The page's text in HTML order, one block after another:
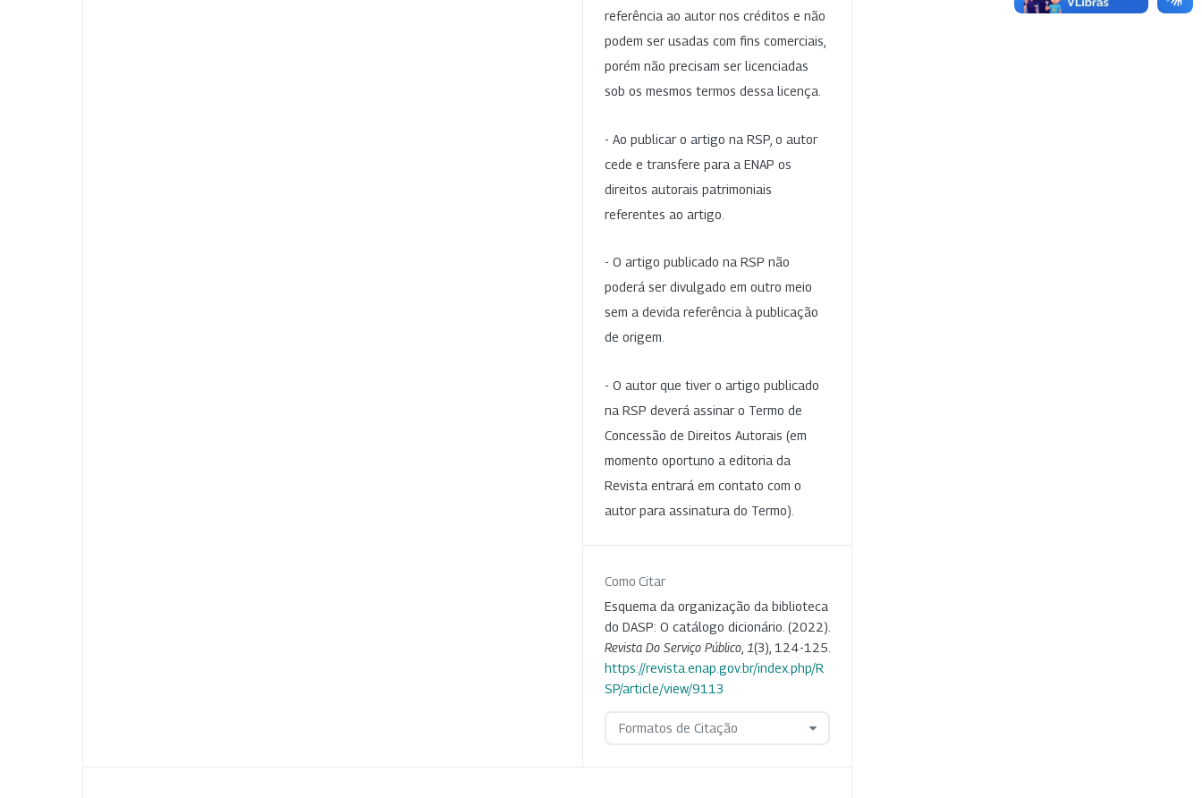
referência ao autor nos créditos e não
podem ser usadas com fins comerciais,
porém não precisam ser licenciadas
sob os mesmos termos dessa licença.
- Ao publicar o artigo na RSP, o autor
cede e transfere para a ENAP os
direitos autorais patrimoniais
referentes ao artigo.
- O artigo publicado na RSP não
poderá ser divulgado em outro meio
sem a devida referência à publicação
de origem.
- O autor que tiver o artigo publicado
na RSP deverá assinar o Termo de
Concessão de Direitos Autorais (em
momento oportuno a editoria da
Revista entrará em contato com o
autor para assinatura do Termo).
Como Citar
Esquema da organização da biblioteca
do DASP: O catálogo dicionário. (2022).
Revista Do Serviço Público 1(3), 124-125.
https://revista.enap.gov.br/index.php/R
SP/article/view/9113
Formatos de Citação